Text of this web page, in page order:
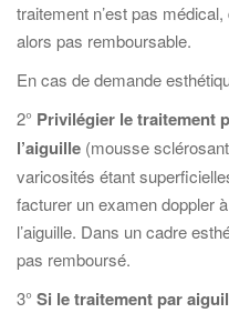
traitement n’est pas
alors pas remboursable.
En cas de demande
2° Privilégier le traitement
l’aiguille (mousse
varicosités étant
facturer un examen doppler
l’aiguille. Dans un cadre
pas remboursé.
3° Si le traitement par